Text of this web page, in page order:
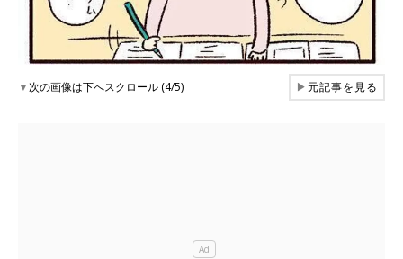
▼次の画像は下へスクロール (4/5) ▶元記事を見る